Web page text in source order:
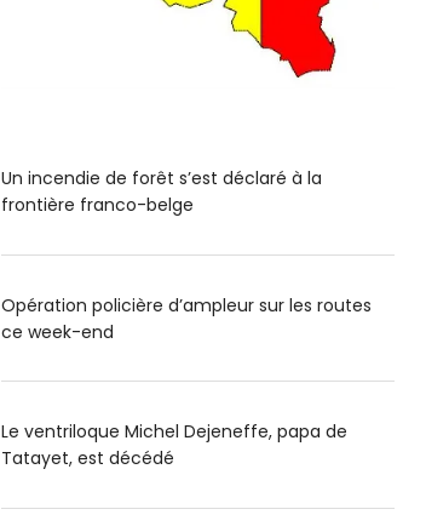
Un incendie de forêt s’est déclaré à la
frontière franco-belge
Opération policière d’ampleur sur les routes
ce week-end
Le ventriloque Michel Dejeneffe, papa de
Tatayet, est décédé